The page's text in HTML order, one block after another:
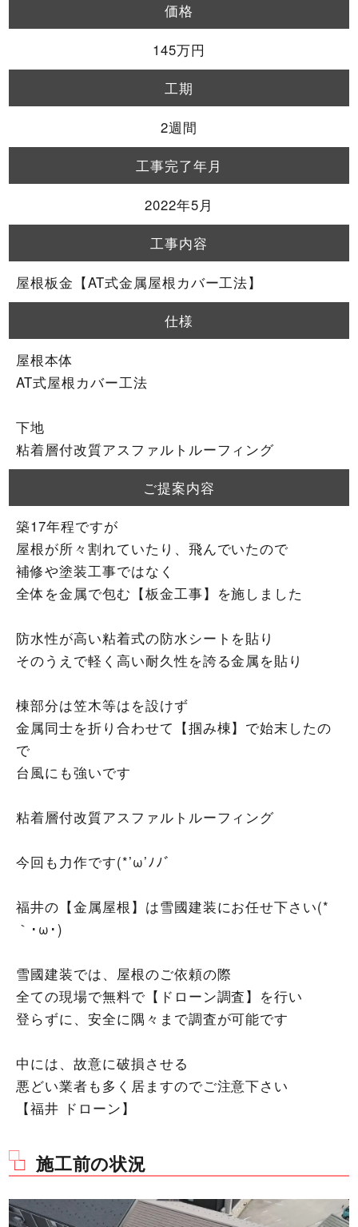
価格
145万円
工期
2週間
工事完了年月
2022年5月
工事内容
屋根板金【AT式金属屋根カバー工法】
仕様
屋根本体
AT式屋根カバー工法
下地
粘着層付改質アスファルトルーフィング
ご提案内容
築17年程ですが
屋根が所々割れていたり、飛んでいたので
補修や塗装工事ではなく
全体を金属で包む【板金工事】を施しました
防水性が高い粘着式の防水シートを貼り
そのうえで軽く高い耐久性を誇る金属を貼り
棟部分は笠木等はを設けず
金属同士を折り合わせて【掴み棟】で始末したの
で
台風にも強いです
粘着層付改質アスファルトルーフィング
今回も力作です(*’ω’ﾉﾉﾞ
福井の【金属屋根】は雪國建装にお任せ下さい(*
｀･ω･)ゞ
雪國建装では、屋根のご依頼の際
全ての現場で無料で【ドローン調査】を行い
登らずに、安全に隅々まで調査が可能です
中には、故意に破損させる
悪どい業者も多く居ますのでご注意下さい
【福井 ドローン】
施工前の状況